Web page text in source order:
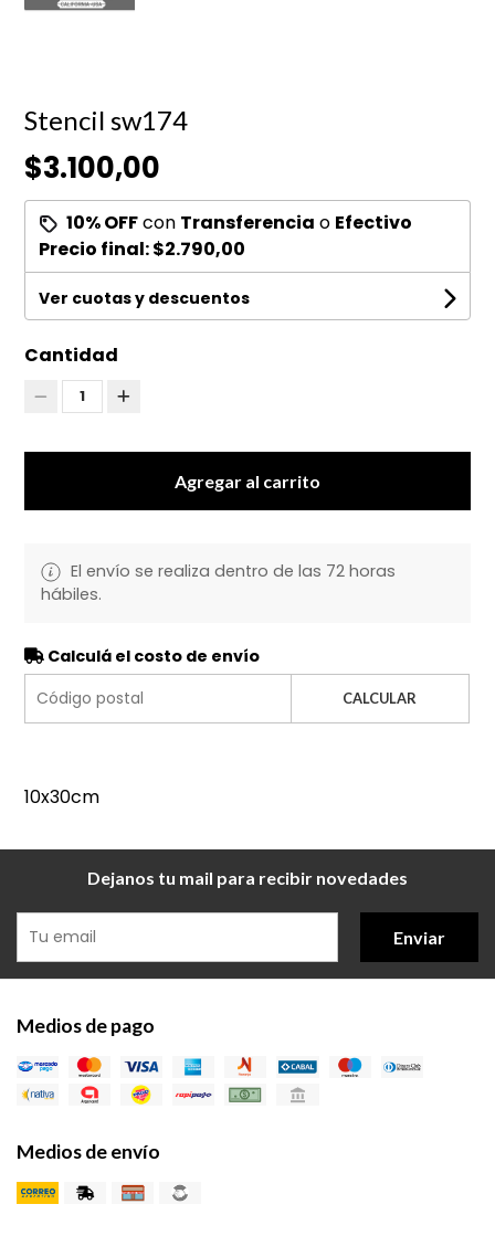
Stencil sw174
$3.100,00
10% OFFcon Transferencia o Efectivo
Precio final:$2.790,00
Ver cuotas y descuentos
Cantidad
1
Agregar al carrito
El envío se realiza dentro de las 72 horas
hábiles.
Calculá el costo de envío
CALCULAR
10x30cm
Dejanos tu mail para recibir novedades
Enviar
Medios de pago
Medios de envío